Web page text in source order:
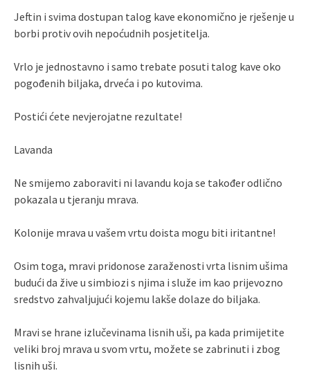
Jeftin i svima dostupan talog kave ekonomično je rješenje u
borbi protiv ovih nepoćudnih posjetitelja.
Vrlo je jednostavno i samo trebate posuti talog kave oko
pogođenih biljaka, drveća i po kutovima.
Postići ćete nevjerojatne rezultate!
Lavanda
Ne smijemo zaboraviti ni lavandu koja se također odlično
pokazala u tjeranju mrava.
Kolonije mrava u vašem vrtu doista mogu biti iritantne!
Osim toga, mravi pridonose zaraženosti vrta lisnim ušima
budući da žive u simbiozi s njima i služe im kao prijevozno
sredstvo zahvaljujući kojemu lakše dolaze do biljaka.
Mravi se hrane izlučevinama lisnih uši, pa kada primijetite
veliki broj mrava u svom vrtu, možete se zabrinuti i zbog
lisnih uši.